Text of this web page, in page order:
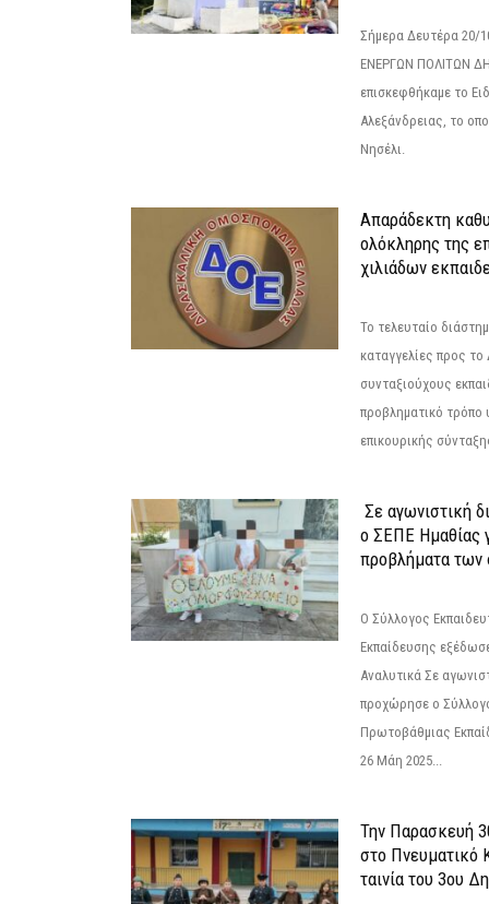
Σήμερα Δευτέρα
ΕΝΕΡΓΩΝ ΠΟΛΙΤΩΝ
επισκεφθήκαμε το
Αλεξάνδρειας, το
Νησέλι.
Απαράδεκτη
ολόκληρης της
χιλιάδων
Το τελευταίο
καταγγελίες προς
συνταξιούχους
προβληματικό τρόπο
επικουρικής
Σε αγωνιστική
ο ΣΕΠΕ Ημαθίας
προβλήματα των
Ο Σύλλογος
Εκπαίδευσης
Αναλυτικά Σε
προχώρησε ο
Πρωτοβάθμιας
26 Μάη 2025...
Την Παρασκευή
στο Πνευματικό
ταινία του 3ου